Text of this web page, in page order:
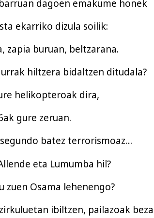
dagoen emakume honek
ekarriko dizula soilik:
zapia buruan, beltzarana.
hiltzera bidaltzen ditudala?
helikopteroak dira,
gure zeruan.
batez terrorismoaz…
eta Lumumba hil?
zuen Osama lehenengo?
ibiltzen, pailazoak